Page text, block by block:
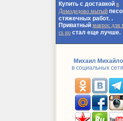
Купить с доставкой в
Домодедово мытый
стяжечных работ. .
Приватный макрос
cs go стал еще лучше.
Михаил
в социальных